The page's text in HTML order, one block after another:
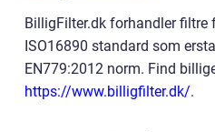
BilligFilter.dk forhandler filtre
ISO16890 standard som
EN779:2012 norm. Find
https://www.billigfilter.dk/.